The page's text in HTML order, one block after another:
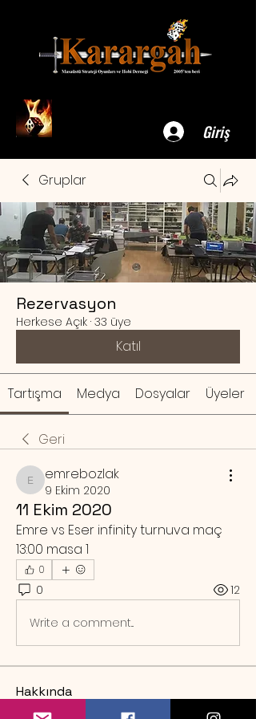
Giriş
Gruplar
Rezervasyon
Herkese Açık · 33 üye
Katıl
Tartışma Medya Dosyalar Üyeler
Geri
emrebozlak
emrebozlak
9 Ekim 2020
11 Ekim 2020
Emre vs Eser infinity turnuva maç
13:00 masa 1
0
0 12
Write a comment...
Hakkında
Örnek rezervasyon mesajı Sa